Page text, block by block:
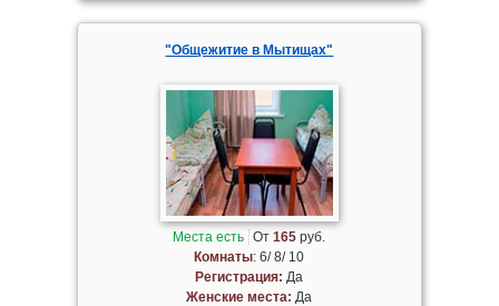
"Общежитие в Мытищах"
Места есть От165 руб.
Комнаты: 6/ 8/ 10
Регистрация: Да
Женские места: Да